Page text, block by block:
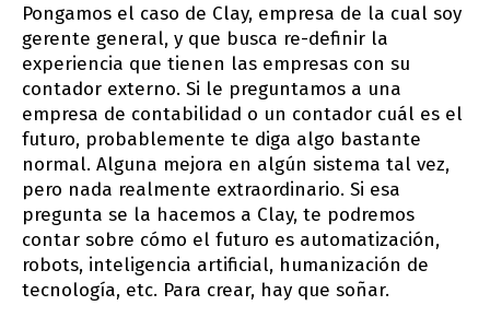
Pongamos el caso de Clay, empresa de la cual soy
gerente general, y que busca re-definir la
experiencia que tienen las empresas con su
contador externo. Si le preguntamos a una
empresa de contabilidad o un contador cuál es el
futuro, probablemente te diga algo bastante
normal. Alguna mejora en algún sistema tal vez,
pero nada realmente extraordinario. Si esa
pregunta se la hacemos a Clay, te podremos
contar sobre cómo el futuro es automatización,
robots, inteligencia artificial, humanización de
tecnología, etc. Para crear, hay que soñar.